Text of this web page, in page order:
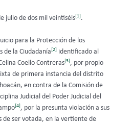
julio de dos mil veintiséis[1].
para la Protección de los
de la Ciudadanía[2] identificado al
Coello Contreras[3], por propio
de primera instancia del distrito
en contra de la Comisión de
Judicial del Poder Judicial del
[4], por la presunta violación a sus
de ser votada, en la vertiente de